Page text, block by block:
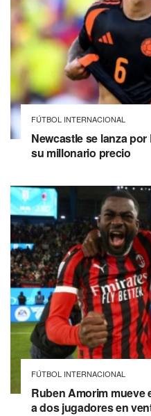
FÚTBOL INTERNACIONAL
Newcastle se lanza
su millonario precio
FÚTBOL INTERNACIONAL
Ruben Amorim mueve
a dos jugadores en